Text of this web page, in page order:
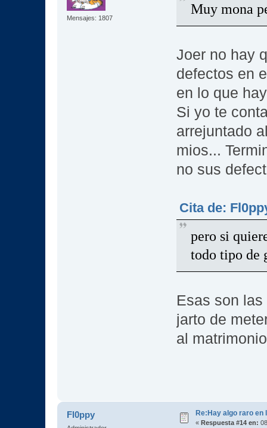
Mensajes: 1807
Muy mona
Joer no hay
defectos en
en lo que
Si yo te
arrejuntado
mios...
no sus
Cita de:
pero si
todo tipo de
Esas son
jarto de
al
Fl0ppy Re:Hay algo raro en
« Respuesta #14 en: